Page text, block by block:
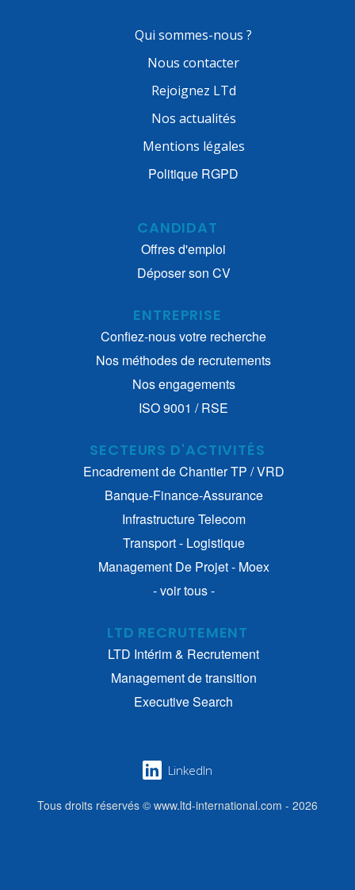
Qui sommes-nous ?
Nous contacter
Rejoignez LTd
Nos actualités
Mentions légales
Politique RGPD
CANDIDAT
Offres d'emploi
Déposer son CV
ENTREPRISE
Confiez-nous votre recherche
Nos méthodes de recrutements
Nos engagements
ISO 9001 / RSE
SECTEURS D'ACTIVITÉS
Encadrement de Chantier TP / VRD
Banque-Finance-Assurance
Infrastructure Telecom
Transport - Logistique
Management De Projet - Moex
- voir tous -
LTD RECRUTEMENT
LTD Intérim & Recrutement
Management de transition
Executive Search
LinkedIn
Tous droits réservés © www.ltd-international.com - 2026